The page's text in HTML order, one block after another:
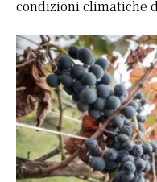
condizioni climatiche